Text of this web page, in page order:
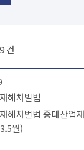
건
해처벌법
해처벌법 중대산업
월)